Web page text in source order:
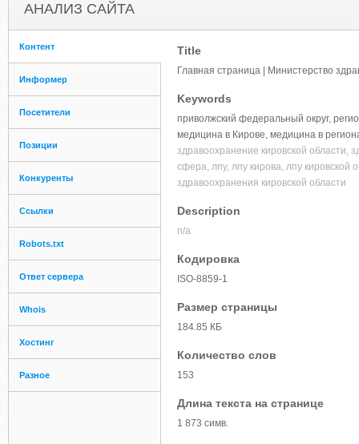
АНАЛИЗ САЙТА
Контент
Информер
Посетители
Позиции
Конкуренты
Ссылки
Robots.txt
Ответ сервера
Whois
Хостинг
Разное
Title
Главная страница | Министерство
Keywords
приволжский федеральный округ,
медицина в Кирове, медицина в
здравоохранение кировской области,
сфера, лпу, лпу кирова, лпу кировской
здравоохранения кировской области
Description
n/a
Кодировка
ISO-8859-1
Размер страницы
184.85 КБ
Количество слов
153
Длина текста на странице
1 873 симв.